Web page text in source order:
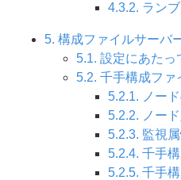
4.3.2. ラン
5. 構成ファイルサーバ
5.1. 設定にあたっ
5.2. 千手構成ファ
5.2.1. ノー
5.2.2. ノー
5.2.3. 監視
5.2.4. 千手
5.2.5. 千手